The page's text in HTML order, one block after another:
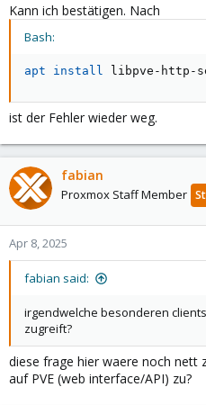
Kann ich bestätigen. Nach
Bash:
apt install libpve-http-
ist der Fehler wieder weg.
fabian
Proxmox Staff Member
Apr 8, 2025
fabian said:
irgendwelche besonderen
zugreift?
diese frage hier waere noch nett
auf PVE (web interface/API) zu?